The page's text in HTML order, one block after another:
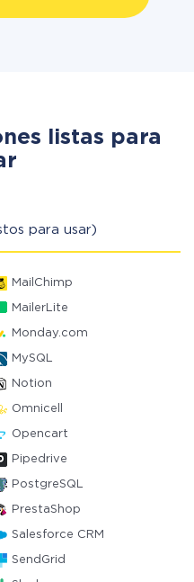
listas para
para usar)
MailChimp
MailerLite
Monday.com
MySQL
Notion
Omnicell
Opencart
Pipedrive
PostgreSQL
PrestaShop
Salesforce CRM
SendGrid